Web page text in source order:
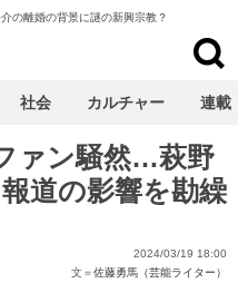
の離婚の背景に謎の新興宗教？
ァン騒然…萩野
道の影響を勘繰
2024/03/19 18:00
文＝佐藤勇馬（芸能ライター）
社会 カルチャー 連載